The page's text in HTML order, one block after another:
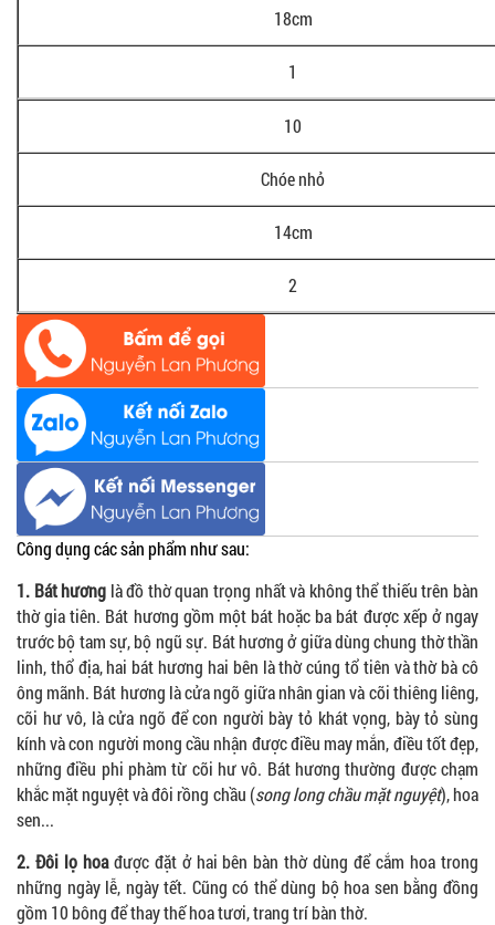
18cm
1
10
Chóe nhỏ
14cm
2
Công dụng các sản phẩm như sau:
1. Bát hương là đồ thờ quan trọng nhất và không thể thiếu trên bàn
thờ gia tiên. Bát hương gồm một bát hoặc ba bát được xếp ở ngay
trước bộ tam sự, bộ ngũ sự. Bát hương ở giữa dùng chung thờ thần
linh, thổ địa, hai bát hương hai bên là thờ cúng tổ tiên và thờ bà cô
ông mãnh. Bát hương là cửa ngõ giữa nhân gian và cõi thiêng liêng,
cõi hư vô, là cửa ngõ để con người bày tỏ khát vọng, bày tỏ sùng
kính và con người mong cầu nhận được điều may mắn, điều tốt đẹp,
những điều phi phàm từ cõi hư vô. Bát hương thường được chạm
khắc mặt nguyệt và đôi rồng chầu (song long chầu mặt nguyệt), hoa
sen...
2. Đôi lọ hoađược đặt ở hai bên bàn thờ dùng để cắm hoa trong
những ngày lễ, ngày tết. Cũng có thể dùng bộ hoa sen bằng đồng
gồm 10 bông để thay thế hoa tươi, trang trí bàn thờ.